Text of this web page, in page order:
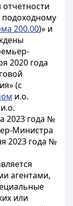
200.00)» и
2020 года
(с
и.о.
2023 года №
Министра
2023 года №
агентами,
или